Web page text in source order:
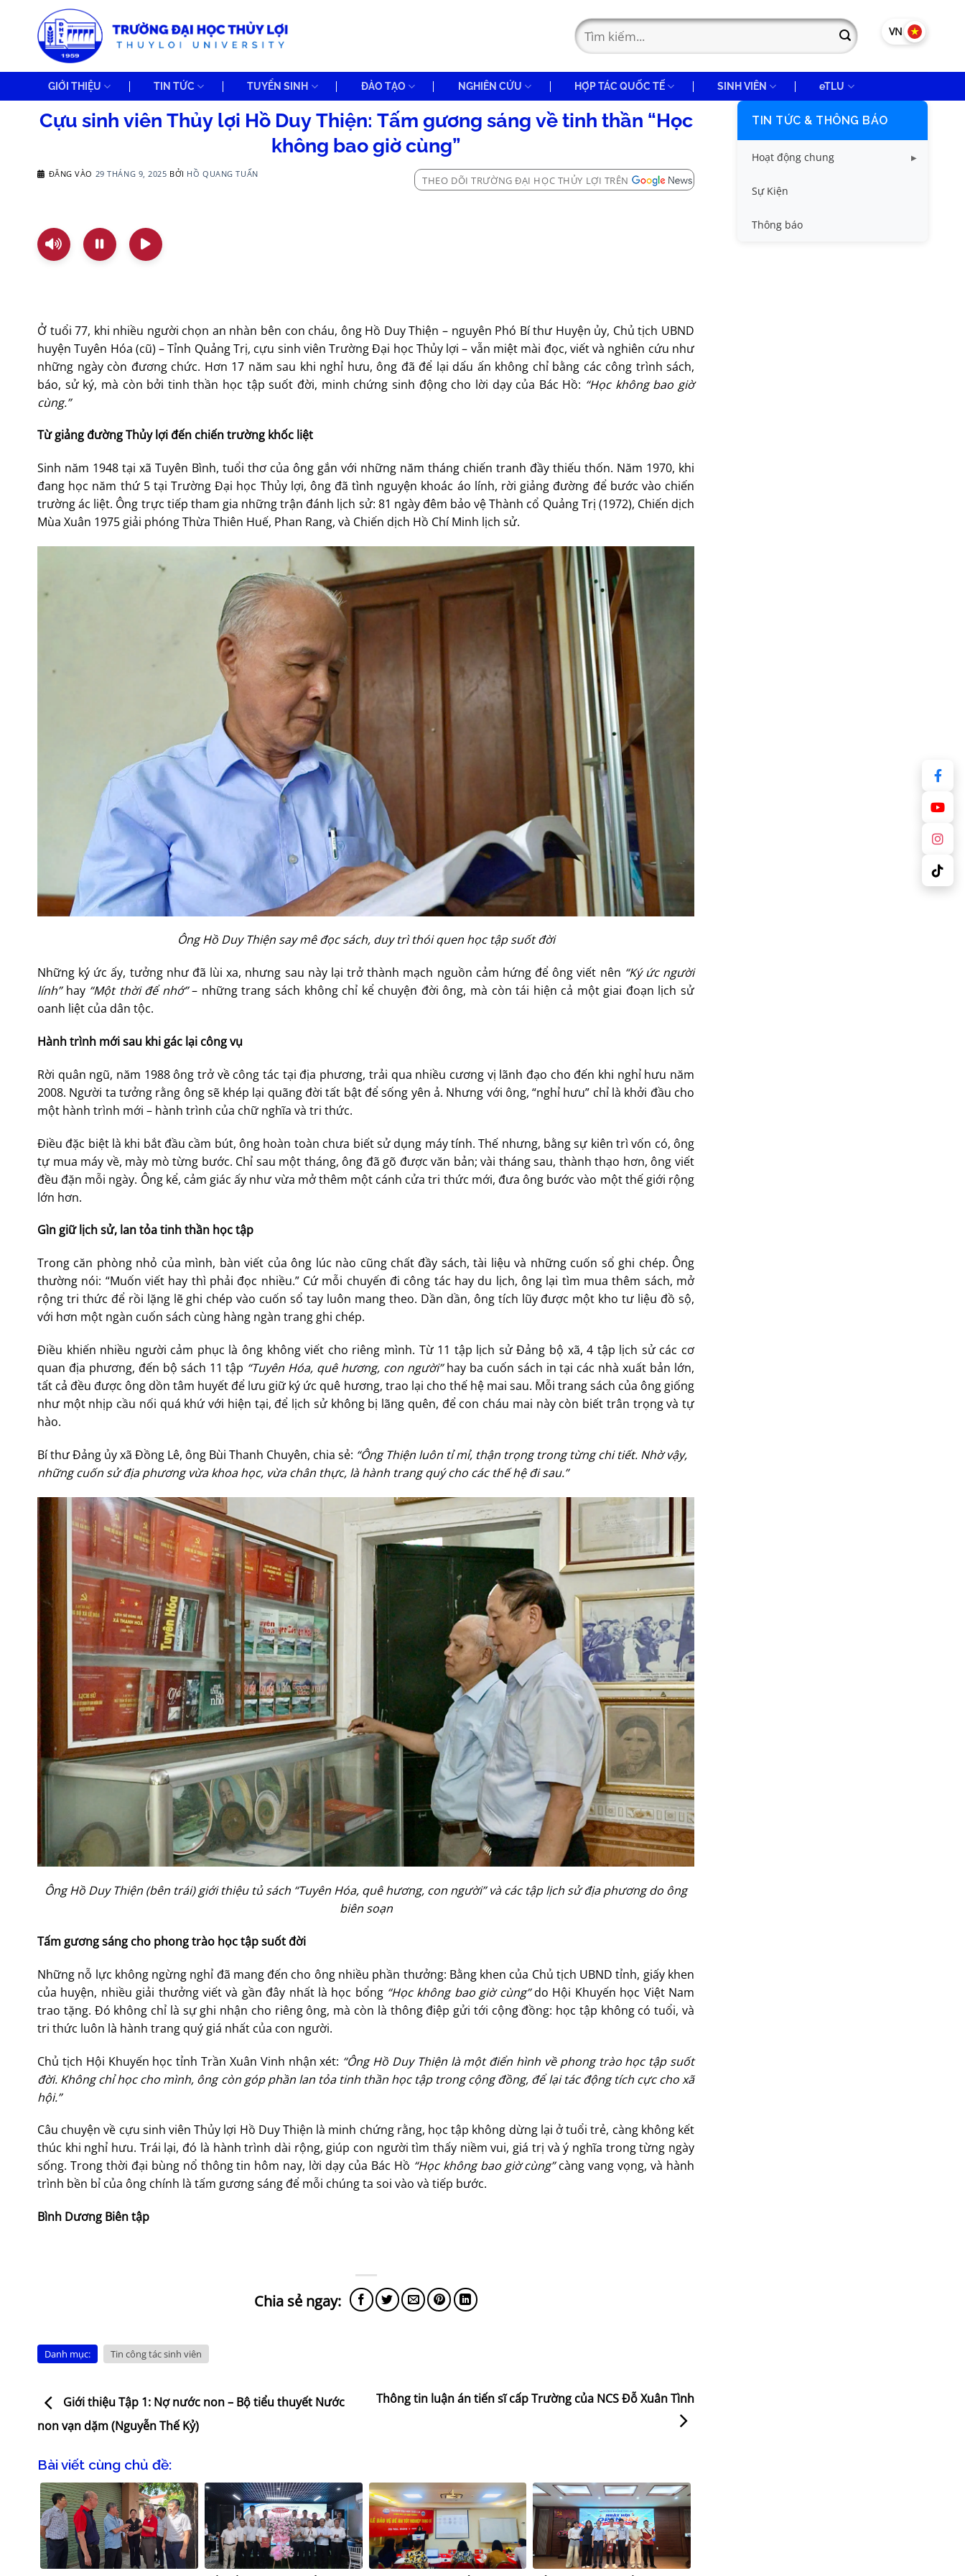
VN EN
GIỚI THIỆU TIN TỨC TUYỂN SINH ĐÀO TẠO NGHIÊN CỨU HỢP TÁC QUỐC TẾ SINH VIÊN eTLU
Cựu sinh viên Thủy lợi Hồ Duy Thiện: Tấm gương sáng về tinh thần “Học
không bao giờ cùng”
ĐĂNG VÀO 29 THÁNG 9, 2025 BỞI HỒ QUANG TUẤN
THEO DÕI TRƯỜNG ĐẠI HỌC THỦY LỢI TRÊN
Ở tuổi 77, khi nhiều người chọn an nhàn bên con cháu, ông Hồ Duy Thiện – nguyên Phó Bí thư Huyện ủy, Chủ tịch UBND
huyện Tuyên Hóa (cũ) – Tỉnh Quảng Trị, cựu sinh viên Trường Đại học Thủy lợi – vẫn miệt mài đọc, viết và nghiên cứu như
những ngày còn đương chức. Hơn 17 năm sau khi nghỉ hưu, ông đã để lại dấu ấn không chỉ bằng các công trình sách,
báo, sử ký, mà còn bởi tinh thần học tập suốt đời, minh chứng sinh động cho lời dạy của Bác Hồ: “Học không bao giờ
cùng.”
Từ giảng đường Thủy lợi đến chiến trường khốc liệt
Sinh năm 1948 tại xã Tuyên Bình, tuổi thơ của ông gắn với những năm tháng chiến tranh đầy thiếu thốn. Năm 1970, khi
đang học năm thứ 5 tại Trường Đại học Thủy lợi, ông đã tình nguyện khoác áo lính, rời giảng đường để bước vào chiến
trường ác liệt. Ông trực tiếp tham gia những trận đánh lịch sử: 81 ngày đêm bảo vệ Thành cổ Quảng Trị (1972), Chiến dịch
Mùa Xuân 1975 giải phóng Thừa Thiên Huế, Phan Rang, và Chiến dịch Hồ Chí Minh lịch sử.
Ông Hồ Duy Thiện say mê đọc sách, duy trì thói quen học tập suốt đời
Những ký ức ấy, tưởng như đã lùi xa, nhưng sau này lại trở thành mạch nguồn cảm hứng để ông viết nên “Ký ức người
lính”hay “Một thời để nhớ”– những trang sách không chỉ kể chuyện đời ông, mà còn tái hiện cả một giai đoạn lịch sử
oanh liệt của dân tộc.
Hành trình mới sau khi gác lại công vụ
Rời quân ngũ, năm 1988 ông trở về công tác tại địa phương, trải qua nhiều cương vị lãnh đạo cho đến khi nghỉ hưu năm
2008. Người ta tưởng rằng ông sẽ khép lại quãng đời tất bật để sống yên ả. Nhưng với ông, “nghỉ hưu” chỉ là khởi đầu cho
một hành trình mới – hành trình của chữ nghĩa và tri thức.
Điều đặc biệt là khi bắt đầu cầm bút, ông hoàn toàn chưa biết sử dụng máy tính. Thế nhưng, bằng sự kiên trì vốn có, ông
tự mua máy về, mày mò từng bước. Chỉ sau một tháng, ông đã gõ được văn bản; vài tháng sau, thành thạo hơn, ông viết
đều đặn mỗi ngày. Ông kể, cảm giác ấy như vừa mở thêm một cánh cửa tri thức mới, đưa ông bước vào một thế giới rộng
lớn hơn.
Gìn giữ lịch sử, lan tỏa tinh thần học tập
Trong căn phòng nhỏ của mình, bàn viết của ông lúc nào cũng chất đầy sách, tài liệu và những cuốn sổ ghi chép. Ông
thường nói: “Muốn viết hay thì phải đọc nhiều.” Cứ mỗi chuyến đi công tác hay du lịch, ông lại tìm mua thêm sách, mở
rộng tri thức để rồi lặng lẽ ghi chép vào cuốn sổ tay luôn mang theo. Dần dần, ông tích lũy được một kho tư liệu đồ sộ,
với hơn một ngàn cuốn sách cùng hàng ngàn trang ghi chép.
Điều khiến nhiều người cảm phục là ông không viết cho riêng mình. Từ 11 tập lịch sử Đảng bộ xã, 4 tập lịch sử các cơ
quan địa phương, đến bộ sách 11 tập “Tuyên Hóa, quê hương, con người”hay ba cuốn sách in tại các nhà xuất bản lớn,
tất cả đều được ông dồn tâm huyết để lưu giữ ký ức quê hương, trao lại cho thế hệ mai sau. Mỗi trang sách của ông giống
như một nhịp cầu nối quá khứ với hiện tại, để lịch sử không bị lãng quên, để con cháu mai này còn biết trân trọng và tự
hào.
Bí thư Đảng ủy xã Đồng Lê, ông Bùi Thanh Chuyên, chia sẻ: “Ông Thiện luôn tỉ mỉ, thận trọng trong từng chi tiết. Nhờ vậy,
những cuốn sử địa phương vừa khoa học, vừa chân thực, là hành trang quý cho các thế hệ đi sau.”
Ông Hồ Duy Thiện (bên trái) giới thiệu tủ sách “Tuyên Hóa, quê hương, con người” và các tập lịch sử địa phương do ông
biên soạn
Tấm gương sáng cho phong trào học tập suốt đời
Những nỗ lực không ngừng nghỉ đã mang đến cho ông nhiều phần thưởng: Bằng khen của Chủ tịch UBND tỉnh, giấy khen
của huyện, nhiều giải thưởng viết và gần đây nhất là học bổng “Học không bao giờ cùng”do Hội Khuyến học Việt Nam
trao tặng. Đó không chỉ là sự ghi nhận cho riêng ông, mà còn là thông điệp gửi tới cộng đồng: học tập không có tuổi, và
tri thức luôn là hành trang quý giá nhất của con người.
Chủ tịch Hội Khuyến học tỉnh Trần Xuân Vinh nhận xét: “Ông Hồ Duy Thiện là một điển hình về phong trào học tập suốt
đời. Không chỉ học cho mình, ông còn góp phần lan tỏa tinh thần học tập trong cộng đồng, để lại tác động tích cực cho xã
hội.”
Câu chuyện về cựu sinh viên Thủy lợi Hồ Duy Thiện là minh chứng rằng, học tập không dừng lại ở tuổi trẻ, càng không kết
thúc khi nghỉ hưu. Trái lại, đó là hành trình dài rộng, giúp con người tìm thấy niềm vui, giá trị và ý nghĩa trong từng ngày
sống. Trong thời đại bùng nổ thông tin hôm nay, lời dạy của Bác Hồ “Học không bao giờ cùng”càng vang vọng, và hành
trình bền bỉ của ông chính là tấm gương sáng để mỗi chúng ta soi vào và tiếp bước.
Bình Dương Biên tập
Danh mục: Tin công tác sinh viên
Giới thiệu Tập 1: Nợ nước non – Bộ tiểu thuyết Nước
non vạn dặm (Nguyễn Thế Kỷ)
Thông tin luận án tiến sĩ cấp Trường của NCS Đỗ Xuân Tình
Bài viết cùng chủ đề:
TIN TỨC & THÔNG BÁO
Hoạt động chung
Tin công tác sinh viên
Tin đào tạo
Sự Kiện
Thông báo